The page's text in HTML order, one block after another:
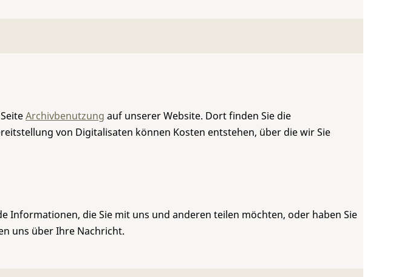
Archivbenutzung auf unserer Website. Dort finden Sie die
von Digitalisaten können Kosten entstehen, über die wir Sie
die Sie mit uns und anderen teilen möchten, oder haben Sie
uns über Ihre Nachricht.